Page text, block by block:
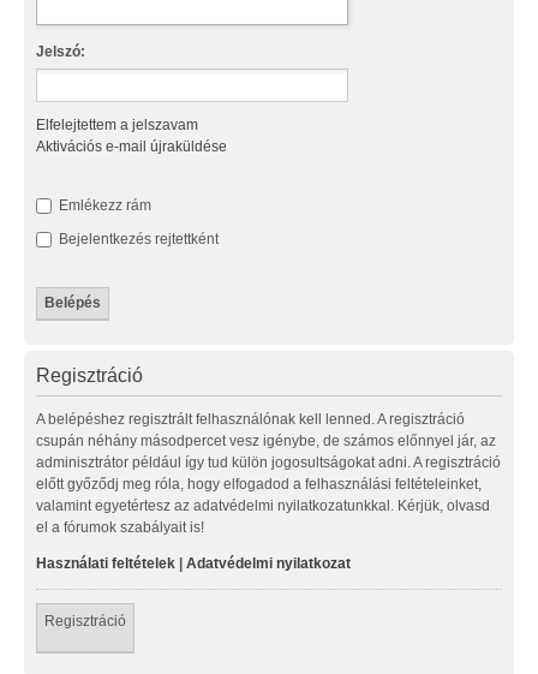
Jelszó:
Elfelejtettem a jelszavam
Aktivációs e-mail újraküldése
Emlékezz rám
Bejelentkezés rejtettként
Regisztráció
A belépéshez regisztrált felhasználónak kell lenned. A regisztráció
csupán néhány másodpercet vesz igénybe, de számos előnnyel jár, az
adminisztrátor például így tud külön jogosultságokat adni. A regisztráció
előtt győződj meg róla, hogy elfogadod a felhasználási feltételeinket,
valamint egyetértesz az adatvédelmi nyilatkozatunkkal. Kérjük, olvasd
el a fórumok szabályait is!
Használati feltételek | Adatvédelmi nyilatkozat
Regisztráció